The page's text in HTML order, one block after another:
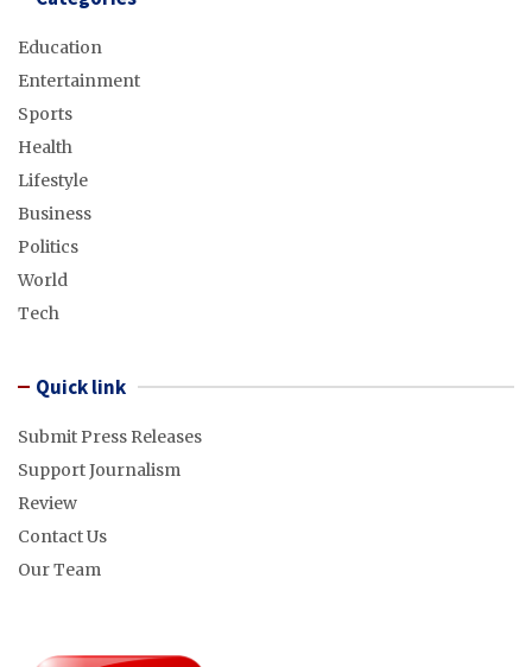
Education
Entertainment
Sports
Health
Lifestyle
Business
Politics
World
Tech
Quick link
Submit Press Releases
Support Journalism
Review
Contact Us
Our Team